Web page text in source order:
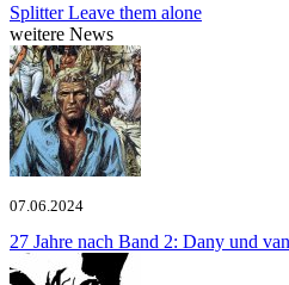
SplitterLeave them alone
weitere News
07.06.2024
27 Jahre nach Band 2: Dany und